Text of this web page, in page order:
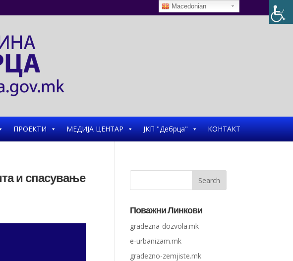
ПРОЕКТИ МЕДИЈА ЦЕНТАР ЈКП "Дебрца" КОНТАКТ
и спасување
Поважни Линкови
gradezna-dozvola.mk
e-urbanizam.mk
gradezno-zemjiste.mk
Macedonian